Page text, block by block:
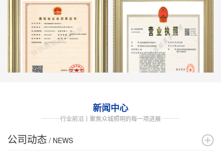
新闻中心
行业前沿丨聚焦众城照明的每一项进展
公司动态 / NEWS
越多的市政工程、乡村道路及园区项目开始采用太阳能
路灯。尤其在光照资源丰富的西北地区，兰州太阳能路
灯因其无需外接...
兰州LED路灯选型与运维全攻略：高原城市照明如何更高效
在西北地区城市更新与绿色照明转型加速的背景下，兰
州LED路灯正逐步替代传统高压钠灯，成为市政道路、
园区及隧道照明的主流选择。然而，不少用户在实际应
科学维护让太阳能LED路灯使用寿命突破15年
在2025年的智慧城市建设中，太阳能LED路灯已成为主
流照明方案。许多项目面临使用寿命不达标的困扰，实
际上通过科学的维护管理，太阳能LED路灯的平均使用
寿命可从...